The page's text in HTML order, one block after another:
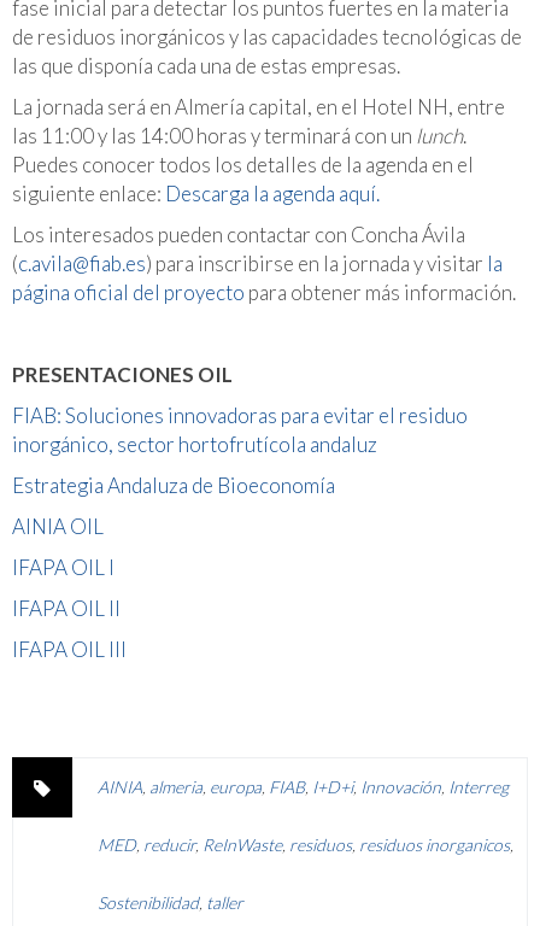
fase inicial para detectar los puntos fuertes en la materia
de residuos inorgánicos y las capacidades tecnológicas de
las que disponía cada una de estas empresas.
La jornada será en Almería capital, en el Hotel NH, entre
las 11:00 y las 14:00 horas y terminará con un lunch.
Puedes conocer todos los detalles de la agenda en el
siguiente enlace: Descarga la agenda aquí.
Los interesados pueden contactar con Concha Ávila
(c.avila@fiab.es) para inscribirse en la jornada y visitar la
página oficial del proyecto para obtener más información.
PRESENTACIONES OIL
FIAB: Soluciones innovadoras para evitar el residuo
inorgánico, sector hortofrutícola andaluz
Estrategia Andaluza de Bioeconomía
AINIA OIL
IFAPA OIL I
IFAPA OIL II
IFAPA OIL III
AINIA almeria europa FIAB, I+D+i, Innovación Interreg
MED, reducir, ReInWaste, residuos, residuos inorganicos,
Sostenibilidad, taller